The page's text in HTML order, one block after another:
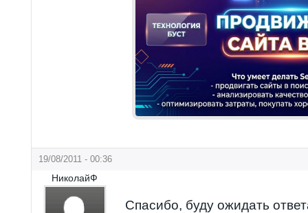
19/08/2011 - 00:36
НиколайФ
Спасибо, буду ожидать